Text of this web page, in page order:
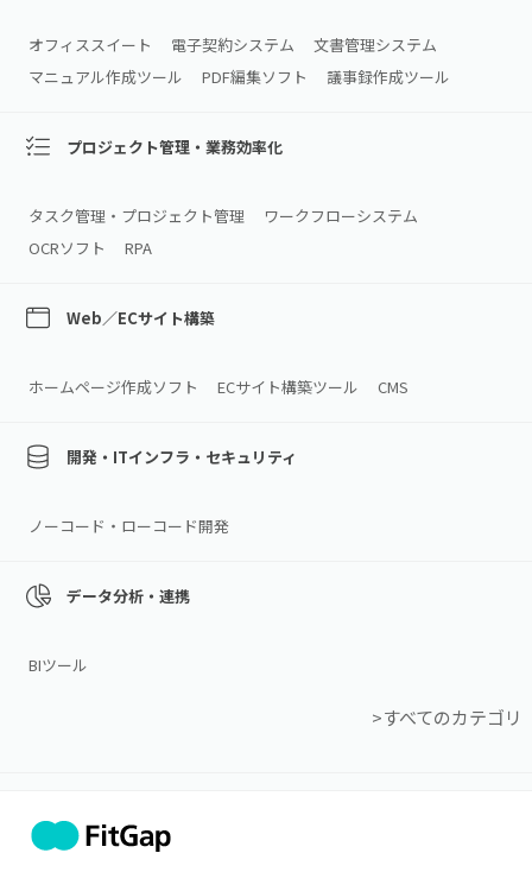
オフィススイート 電子契約システム
文書管理システム
マニュアル作成ツール
PDF編集ソフト 議事録作成ツール
プロジェクト管理・業務効率化
タスク管理・プロジェクト管理
ワークフローシステム
OCRソフト
RPA
Web／ECサイト構築
ホームページ作成ソフト ECサイト構築ツール CMS
開発・ITインフラ・セキュリティ
ノーコード・ローコード開発
データ分析・連携
BIツール
>すべてのカテゴリ